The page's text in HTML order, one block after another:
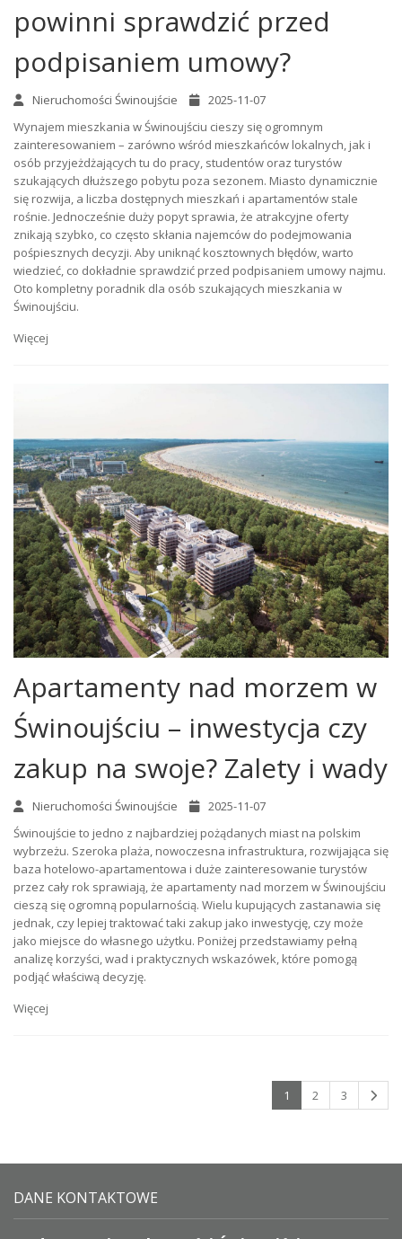
powinni sprawdzić przed
podpisaniem umowy?
Nieruchomości Świnoujście
2025-11-07
Wynajem mieszkania w Świnoujściu cieszy się ogromnym
zainteresowaniem – zarówno wśród mieszkańców lokalnych, jak i
osób przyjeżdżających tu do pracy, studentów oraz turystów
szukających dłuższego pobytu poza sezonem. Miasto dynamicznie
się rozwija, a liczba dostępnych mieszkań i apartamentów stale
rośnie. Jednocześnie duży popyt sprawia, że atrakcyjne oferty
znikają szybko, co często skłania najemców do podejmowania
pośpiesznych decyzji. Aby uniknąć kosztownych błędów, warto
wiedzieć, co dokładnie sprawdzić przed podpisaniem umowy najmu.
Oto kompletny poradnik dla osób szukających mieszkania w
Świnoujściu.
Więcej
Apartamenty nad morzem w
Świnoujściu – inwestycja czy
zakup na swoje? Zalety i wady
Nieruchomości Świnoujście
2025-11-07
Świnoujście to jedno z najbardziej pożądanych miast na polskim
wybrzeżu. Szeroka plaża, nowoczesna infrastruktura, rozwijająca się
baza hotelowo-apartamentowa i duże zainteresowanie turystów
przez cały rok sprawiają, że apartamenty nad morzem w Świnoujściu
cieszą się ogromną popularnością. Wielu kupujących zastanawia się
jednak, czy lepiej traktować taki zakup jako inwestycję, czy może
jako miejsce do własnego użytku. Poniżej przedstawiamy pełną
analizę korzyści, wad i praktycznych wskazówek, które pomogą
podjąć właściwą decyzję.
Więcej
1 2 3
DANE KONTAKTOWE